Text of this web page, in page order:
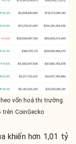
vốn hoá thị trường.
CoinGecko
khiến hơn 1,01 tỷ